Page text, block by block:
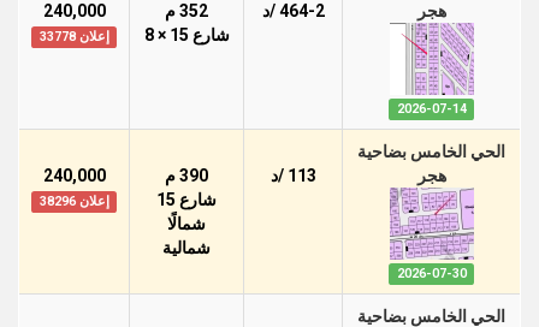
هجر
2026-07-14
464-2 /د
352 م
شارع 15 × 8
240,000
إعلان 33778
الحي الخامس بضاحية
هجر
2026-07-30
113 /د
390 م
شارع 15
شمالًا
شمالية
240,000
إعلان 38296
الحي الخامس بضاحية